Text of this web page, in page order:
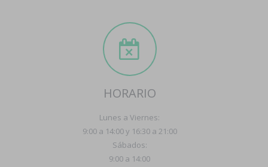
HORARIO
Lunes a Viernes:
9:00 a 14:00 y 16:30 a 21:00
Sábados:
9:00 a 14:00